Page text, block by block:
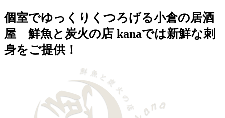
個室でゆっくりくつろげる小倉の居酒
屋 鮮魚と炭火の店 kanaでは新鮮な刺
身をご提供！